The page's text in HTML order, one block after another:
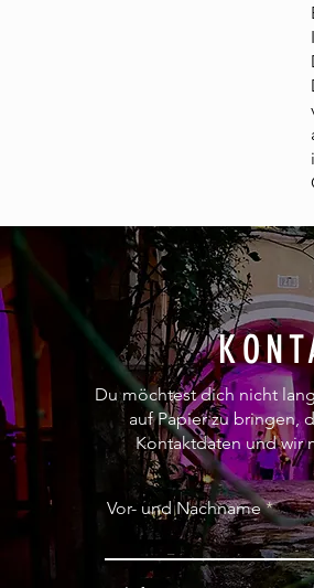
Vor- und Nachname
Du möchtest dich nicht
auf Papier zu bringen,
Kontaktdaten und wir